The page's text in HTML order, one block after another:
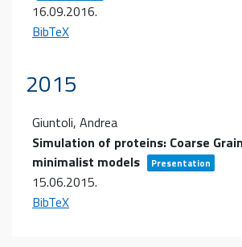
16.09.2016.
BibTeX
2015
Giuntoli, Andrea
Simulation of proteins: Coarse
minimalist models
Presentation
15.06.2015.
BibTeX